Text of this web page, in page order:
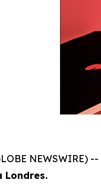
NEWSWIRE) --
Londres.